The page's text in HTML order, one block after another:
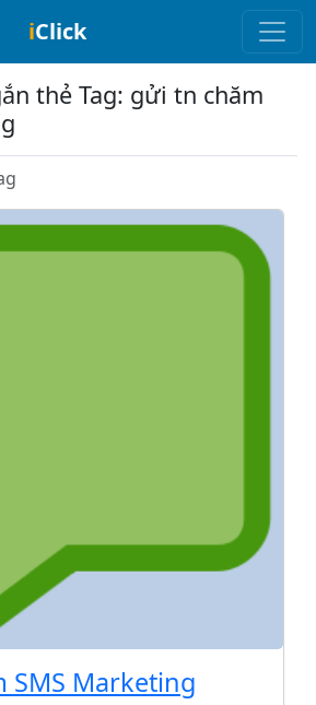
iClick
thẻ Tag: gửi tn chăm
SMS Marketing